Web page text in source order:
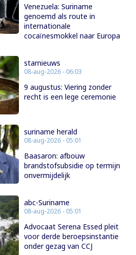
Venezuela: Suriname
genoemd als route in
internationale
cocaïnesmokkel naar Europa
starnieuws
08-aug-2026 - 06:03
9 augustus: Viering zonder
recht is een lege ceremonie
suriname herald
08-aug-2026 - 05:01
Baasaron: afbouw
brandstofsubsidie op termijn
onvermijdelijk
abc-Suriname
08-aug-2026 - 05:01
Advocaat Serena Essed pleit
voor derde beroepsinstantie
onder gezag van CCJ